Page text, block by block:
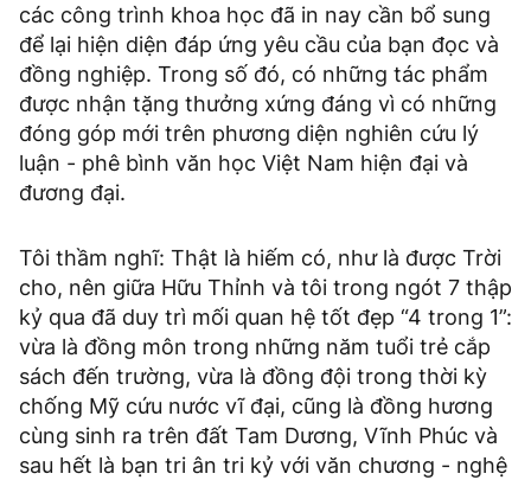
các công trình khoa học đã in nay cần bổ sung
để lại hiện diện đáp ứng yêu cầu của bạn đọc và
đồng nghiệp. Trong số đó, có những tác phẩm
được nhận tặng thưởng xứng đáng vì có những
đóng góp mới trên phương diện nghiên cứu lý
luận - phê bình văn học Việt Nam hiện đại và
đương đại.
Tôi thầm nghĩ: Thật là hiếm có, như là được Trời
cho, nên giữa Hữu Thỉnh và tôi trong ngót 7 thập
kỷ qua đã duy trì mối quan hệ tốt đẹp “4 trong 1”:
vừa là đồng môn trong những năm tuổi trẻ cắp
sách đến trường, vừa là đồng đội trong thời kỳ
chống Mỹ cứu nước vĩ đại, cũng là đồng hương
cùng sinh ra trên đất Tam Dương, Vĩnh Phúc và
sau hết là bạn tri ân tri kỷ với văn chương - nghệ